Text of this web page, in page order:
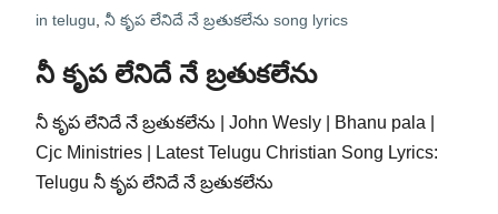
in telugu నీ కృప లేనిదే నే బ్రతుకలేను song lyrics
నీ కృప లేనిదే నే బ్రతుకలేను
నీ కృప లేనిదే నే బ్రతుకలేను | John Wesly | Bhanu pala |
Cjc Ministries | Latest Telugu Christian Song Lyrics:
Telugu నీ కృప లేనిదే నే బ్రతుకలేను